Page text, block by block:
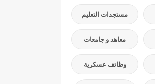
مستجدات التعليم
معاهد و جامعات
وظائف عسكرية